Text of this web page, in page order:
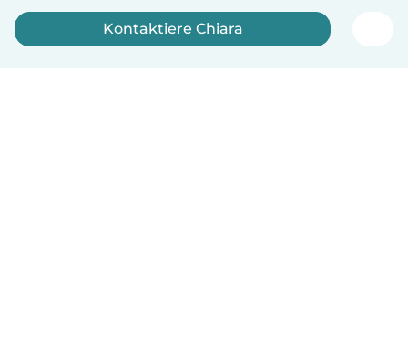
Kontaktiere Chiara